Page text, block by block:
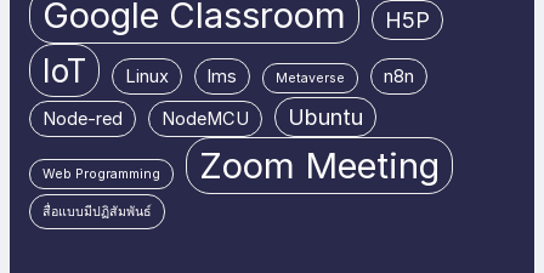
Google Classroom H5P
IoT Linux lms Metaverse
n8n
Node-red
NodeMCU Ubuntu
Web Programming Zoom Meeting
สื่อแบบมีปฏิสัมพันธ์